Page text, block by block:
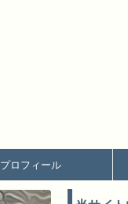
プロフィール